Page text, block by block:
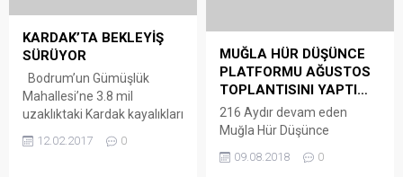
KARDAK’TA BEKLEYİŞ
SÜRÜYOR
Bodrum’un Gümüşlük
Mahallesi’ne 3.8 mil
uzaklıktaki Kardak kayalıkları
Güvenlik ekiplerinin nöbeti
12.02.2017 0
MUĞLA HÜR DÜŞÜNCE
PLATFORMU AĞUSTOS
TOPLANTISINI YAPTI…
216 Aydır devam eden
Muğla Hür Düşünce
toplantısını yaptı. Muğla il
09.08.2018 0